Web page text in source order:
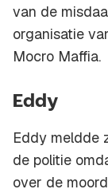
van de
organisatie
Mocro Maffia.
Eddy
Eddy meldde
de politie
over de